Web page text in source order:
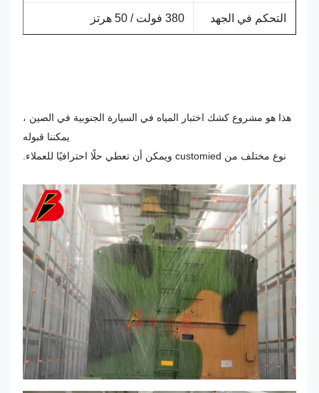
التحكم في الجهد
هذا هو مشروع كشك اختبار المياه في السيارة الجنوبية في الصين ،
يمكننا قبوله
نوع مختلف من customied ويمكن أن تعطي حلًا احترافيًا للعملاء.